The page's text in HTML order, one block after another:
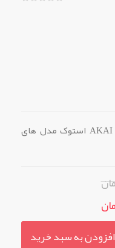
برد چشمی همراه کلید های پنل AKAI استوک مدل های
افزودن به سبد خرید